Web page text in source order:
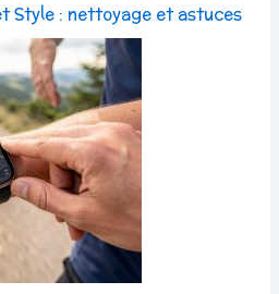
Style : nettoyage et astuces